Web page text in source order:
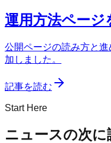
運用方法ページ
公開ページの読み方と
加しました。
記事を読む
Start Here
ニュースの次に